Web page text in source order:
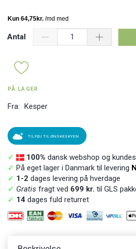
Antal
PÅ LAGER
Fra: Kesper
TILFØJ TIL ØNSKESKYEN
✓ 100% dansk webshop og
✓ På eget lager i Danmark til levering
✓ 1-2 dages levering på hverdage
✓ Gratis fragt ved 699 kr. til GLS
✓ 14 dages fuld returret